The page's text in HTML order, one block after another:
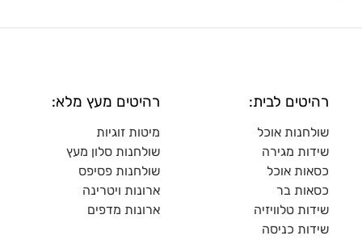
רהיטים לבית:
שולחנות אוכל
שידות מגירה
כסאות אוכל
כסאות בר
שידות טלוויזיה
שידות כניסה
רהיטים מעץ מלא:
מיטות זוגיות
שולחנות סלון מעץ
שולחנות פסיפס
ארונות ויטרינה
ארונות מדפים